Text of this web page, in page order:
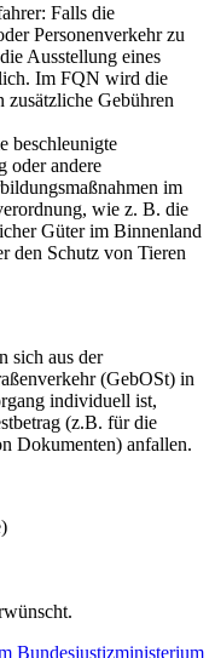
Falls die
Personenverkehr zu
Ausstellung eines
Im FQN wird die
zusätzliche Gebühren
beschleunigte
oder andere
im
wie z. B. die
Güter im Binnenland
den Schutz von Tieren
sich aus der
(GebOSt) in
individuell ist,
(z.B. für die
Dokumenten) anfallen.
Bundesjustizministerium